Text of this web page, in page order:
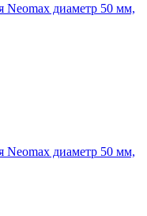
Neomax диаметр 50 мм,
Neomax диаметр 50 мм,